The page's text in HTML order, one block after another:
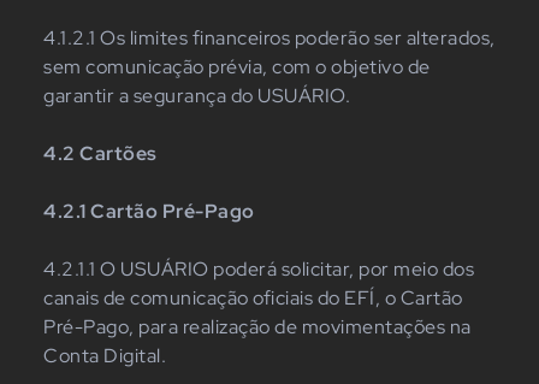
4.1.2.1 Os limites financeiros poderão ser alterados,
sem comunicação prévia, com o objetivo de
garantir a segurança do USUÁRIO.
4.2 Cartões
4.2.1 Cartão Pré-Pago
4.2.1.1 O USUÁRIO poderá solicitar, por meio dos
canais de comunicação oficiais do EFÍ, o Cartão
Pré-Pago, para realização de movimentações na
Conta Digital.